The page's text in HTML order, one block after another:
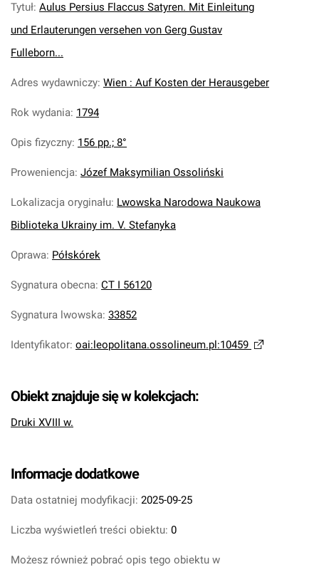
Tytuł: Aulus Persius Flaccus Satyren. Mit Einleitung
und Erlauterungen versehen von Gerg Gustav
Fulleborn...
Adres wydawniczy: Wien : Auf Kosten der Herausgeber
Rok wydania: 1794
Opis fizyczny: 156 pp.; 8°
Proweniencja: Józef Maksymilian Ossoliński
Lokalizacja oryginału: Lwowska Narodowa Naukowa
Biblioteka Ukrainy im. V. Stefanyka
Oprawa: Półskórek
Sygnatura obecna: CT I 56120
Sygnatura lwowska: 33852
Identyfikator: oai:leopolitana.ossolineum.pl:10459
Obiekt znajduje się w kolekcjach:
Druki XVIII w.
Informacje dodatkowe
Data ostatniej modyfikacji: 2025-09-25
Liczba wyświetleń treści obiektu: 0
Możesz również pobrać opis tego obiektu w